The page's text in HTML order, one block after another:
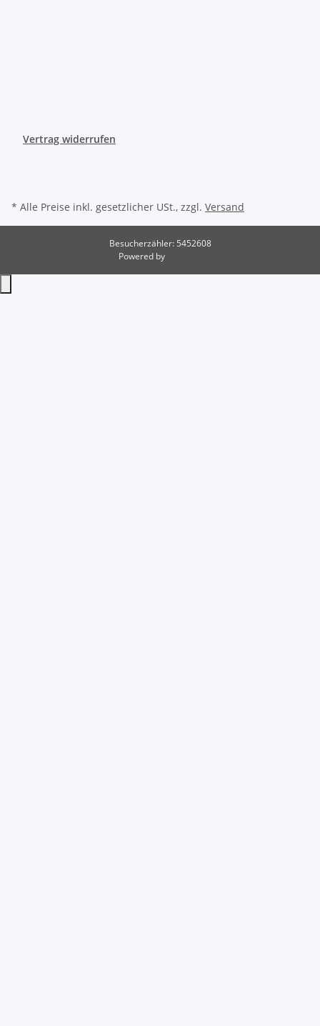
Vertrag widerrufen
* Alle Preise inkl. gesetzlicher USt., zzgl. Versand
Besucherzähler: 5452608
Powered by